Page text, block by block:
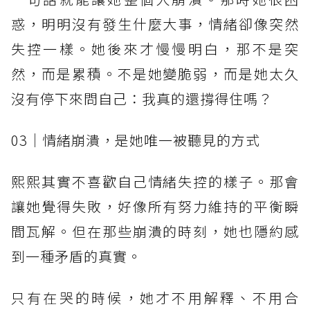
惑，明明沒有發生什麼大事，情緒卻像突然
失控一樣。她後來才慢慢明白，那不是突
然，而是累積。不是她變脆弱，而是她太久
沒有停下來問自己：我真的還撐得住嗎？
03｜情緒崩潰，是她唯一被聽見的方式
熙熙其實不喜歡自己情緒失控的樣子。那會
讓她覺得失敗，好像所有努力維持的平衡瞬
間瓦解。但在那些崩潰的時刻，她也隱約感
到一種矛盾的真實。
只有在哭的時候，她才不用解釋、不用合